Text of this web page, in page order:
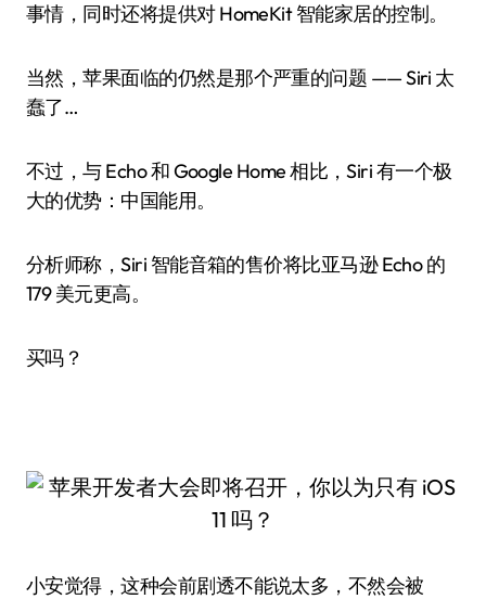
事情，同时还将提供对 HomeKit 智能家居的控制。
当然，苹果面临的仍然是那个严重的问题 —— Siri 太
蠢了…
不过，与 Echo 和 Google Home 相比，Siri 有一个极
大的优势：中国能用。
分析师称，Siri 智能音箱的售价将比亚马逊 Echo 的
179 美元更高。
买吗？
小安觉得，这种会前剧透不能说太多，不然会被